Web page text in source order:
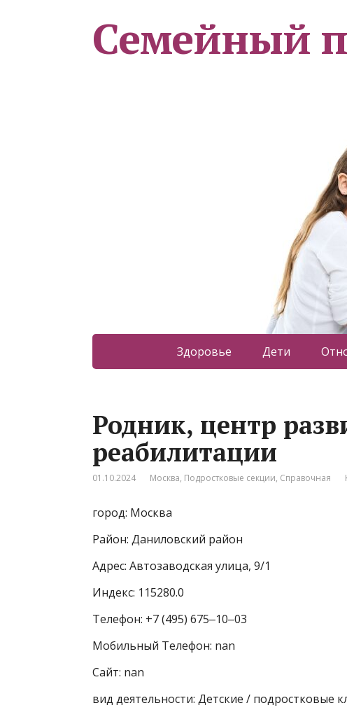
Семейный
Здоровье Дети
Родник, центр
реабилитации
01.10.2024 Москва, Подростковые секции, Справочная
город: Москва
Район: Даниловский район
Адрес: Автозаводская улица, 9/1
Индекс: 115280.0
Телефон: +7 (495) 675‒10‒03
Мобильный Телефон: nan
Сайт: nan
вид деятельности: Детские / подростковые